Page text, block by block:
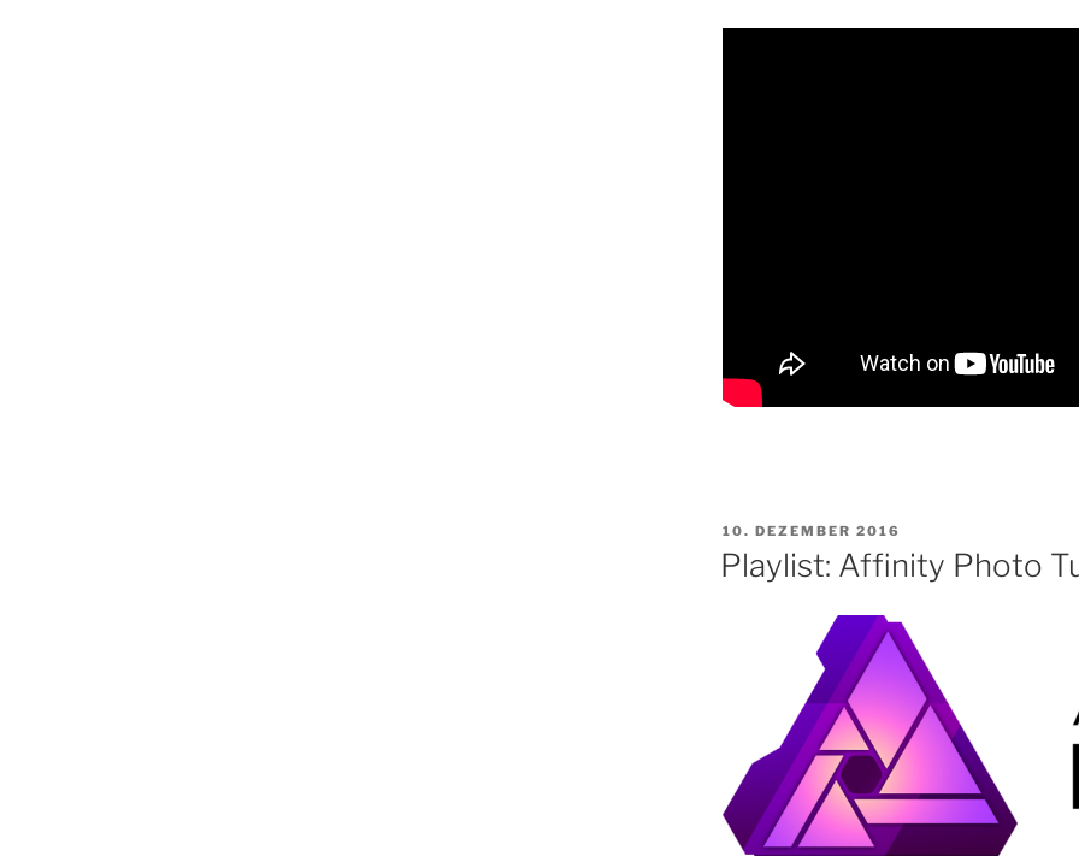
VERÖFFENTLICHT
AM
10. DEZEMBER 2016
Playlist: Affinity Photo